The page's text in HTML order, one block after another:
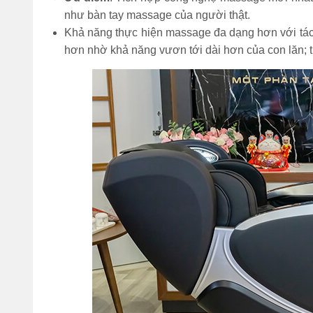
như bàn tay massage của người thật.
Khả năng thực hiện massage đa dạng hơn với
hơn nhờ khả năng vươn tới dài hơn của con lăn;
Đi bộ 30 phút giảm
bao nhiêu calo? 1
tiếng đốt cháy bao
nhiêu?
(Tư vấn) Nên tập
thể dục vào lúc nào
để giảm cân nhanh
nhất?
Bỏ túi 7 cách nhảy
dây giảm mỡ bụng
hiệu quả cực nhanh
Sau khi ăn xong nên
làm gì để bụng
không to, tránh béo
bụng?